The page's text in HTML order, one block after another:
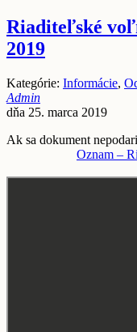
Riaditeľské
2019
Kategórie: Informácie,
Admin
dňa 25. marca 2019
Ak sa dokument
Oznam –